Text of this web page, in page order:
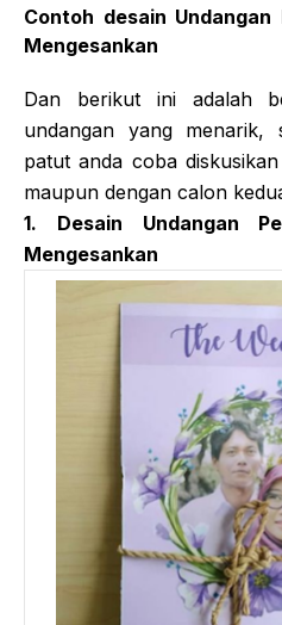
Contoh desain Undangan
Mengesankan
Dan berikut ini adalah
undangan yang menarik,
patut anda coba
maupun dengan calon
1. Desain Undangan
Mengesankan